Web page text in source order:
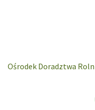
Ośrodek Doradztwa